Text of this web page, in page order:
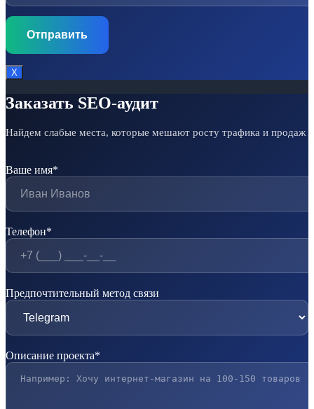
Х
Заказать SEO-аудит
Найдем слабые места, которые мешают росту трафика и продаж
Ваше имя*
Телефон*
Предпочтительный метод связи
Описание проекта*